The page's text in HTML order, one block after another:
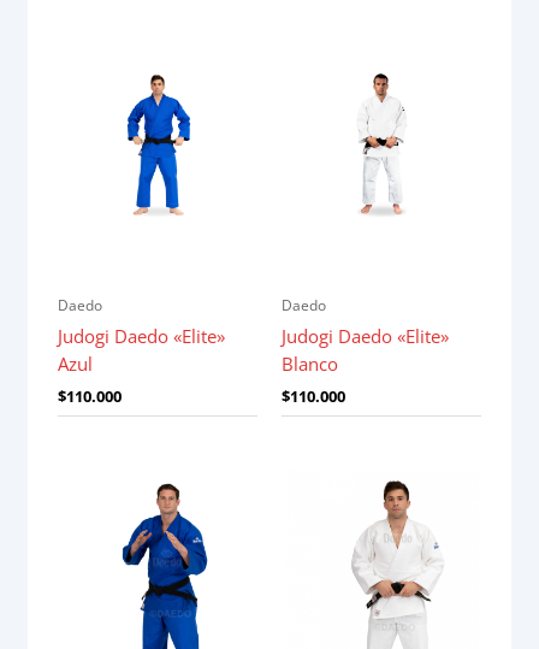
Daedo
Judogi Daedo «Elite»
Azul
$110.000
Daedo
Judogi Daedo «Elite»
Blanco
$110.000